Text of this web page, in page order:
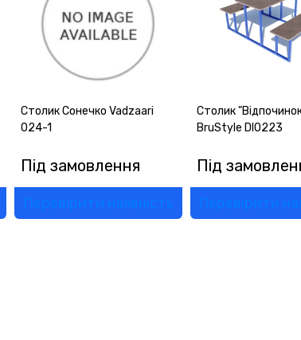
Столик Сонечко Vadzaari
024-1
Під замовлення
Перевірити наявність
Столик
BruStyle DIO223
Під
Перевірити